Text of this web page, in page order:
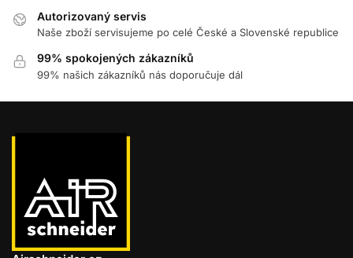
Autorizovaný servis
Naše zboží servisujeme po celé České a Slovenské republice
99% spokojených zákazníků
99% našich zákazníků nás doporučuje dál